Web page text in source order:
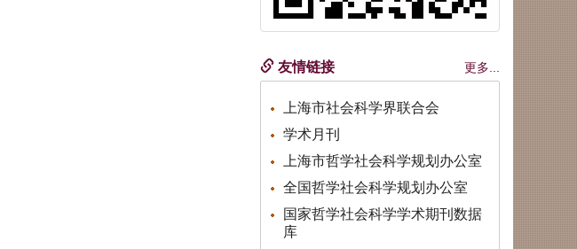
友情链接 更多...
上海市社会科学界联合会
学术月刊
上海市哲学社会科学规划办公室
全国哲学社会科学规划办公室
国家哲学社会科学学术期刊数据
库